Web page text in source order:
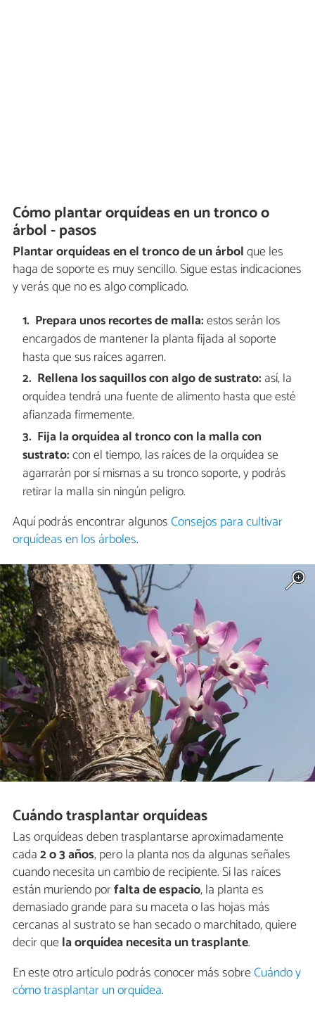
Cómo plantar orquídeas en un tronco o
árbol - pasos
Plantar orquídeas en el tronco de un árbolque les
haga de soporte es muy sencillo. Sigue estas indicaciones
y verás que no es algo complicado.
Prepara unos recortes de malla:estos serán los
encargados de mantener la planta fijada al soporte
hasta que sus raíces agarren.
Rellena los saquillos con algo de sustrato: así, la
orquídea tendrá una fuente de alimento hasta que esté
afianzada firmemente.
Fija la orquídea al tronco con la malla con
sustrato:con el tiempo, las raíces de la orquídea se
agarrarán por sí mismas a su tronco soporte, y podrás
retirar la malla sin ningún peligro.
Aquí podrás encontrar algunosConsejos para cultivar
orquídeas en los árboles.
Cuándo trasplantar orquídeas
Las orquídeas deben trasplantarse aproximadamente
cada2 o 3 años, pero la planta nos da algunas señales
cuando necesita un cambio de recipiente. Si las raíces
están muriendo porfalta de espacio, la planta es
demasiado grande para su maceta o las hojas más
cercanas al sustrato se han secado o marchitado, quiere
decir quela orquídea necesita un trasplante.
En este otro artículo podrás conocer más sobreCuándo y
cómo trasplantar un orquídea.